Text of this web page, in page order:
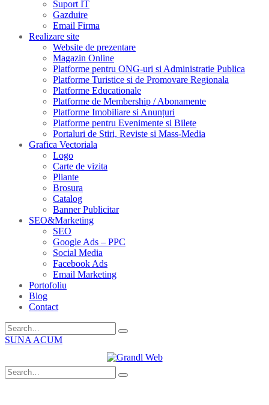
Suport IT
Gazduire
Email Firma
Realizare site
Website de prezentare
Magazin Online
Platforme pentru ONG-uri si Administratie Publica
Platforme Turistice si de Promovare Regionala
Platforme Educationale
Platforme de Membership / Abonamente
Platforme Imobiliare si Anunțuri
Platforme pentru Evenimente si Bilete
Portaluri de Stiri, Reviste si Mass-Media
Grafica Vectoriala
Logo
Carte de vizita
Pliante
Brosura
Catalog
Banner Publicitar
SEO&Marketing
SEO
Google Ads – PPC
Social Media
Facebook Ads
Email Marketing
Portofoliu
Blog
Contact
SUNA ACUM